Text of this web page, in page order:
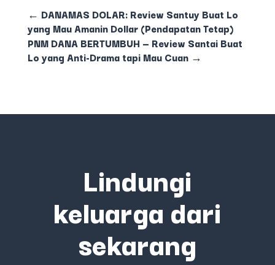
← DANAMAS DOLAR: Review Santuy Buat Lo
yang Mau Amanin Dollar (Pendapatan Tetap)
PNM DANA BERTUMBUH — Review Santai Buat
Lo yang Anti-Drama tapi Mau Cuan→
Lindungi
keluarga dari
sekarang